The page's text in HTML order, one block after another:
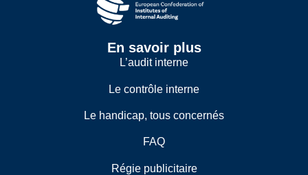
En savoir plus
L’audit interne
Le contrôle interne
Le handicap, tous concernés
FAQ
Régie publicitaire